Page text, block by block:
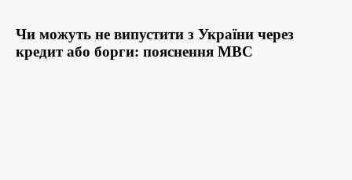
Чи можуть не випустити з України через
кредит або борги: пояснення МВС